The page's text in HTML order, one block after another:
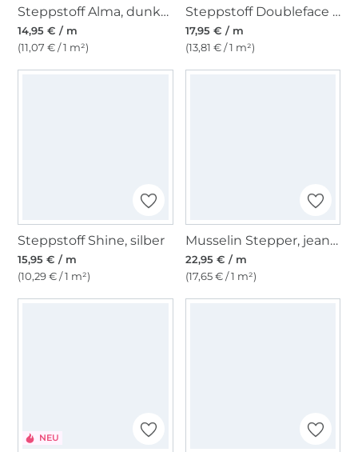
Steppstoff Alma, dunkelblau
14,95 € / m
(11,07 € / 1 m²)
Steppstoff Doubleface Enjoy Bright Horizon Sweet Flowers, pink
17,95 € / m
(13,81 € / 1 m²)
Steppstoff Shine, silber
15,95 € / m
(10,29 € / 1 m²)
Musselin Stepper, jeansblau
22,95 € / m
(17,65 € / 1 m²)
NEU